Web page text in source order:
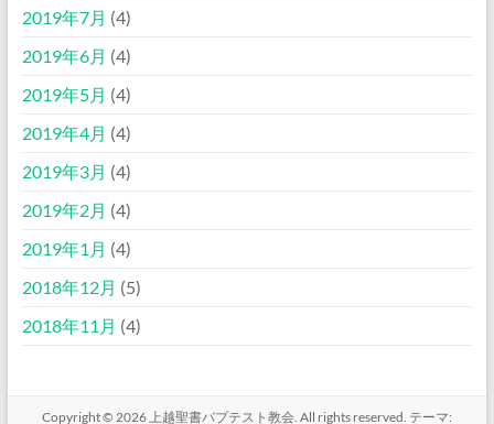
2019年7月 (4)
2019年6月 (4)
2019年5月 (4)
2019年4月 (4)
2019年3月 (4)
2019年2月 (4)
2019年1月 (4)
2018年12月 (5)
2018年11月 (4)
Copyright © 2026上越聖書バプテスト教会. All rights reserved. テーマ: